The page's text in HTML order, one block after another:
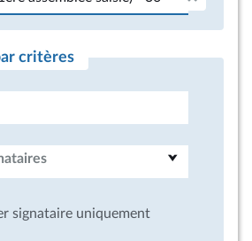
critères
signataire uniquement